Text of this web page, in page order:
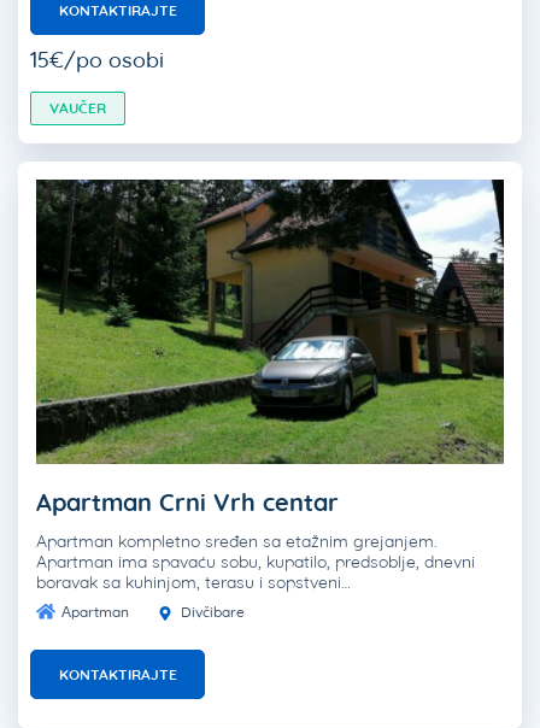
KONTAKTIRAJTE
15€/po osobi
VAUČER
Apartman Crni Vrh centar
Apartman kompletno sređen sa etažnim grejanjem.
Apartman ima spavaću sobu, kupatilo, predsoblje, dnevni
boravak sa kuhinjom, terasu i sopstveni…
Apartman Divčibare
KONTAKTIRAJTE